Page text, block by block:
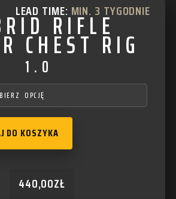
MIN. 3 TYGODNIE
LEAD TIME:RIFLE
CHEST RIG
1.0
440,00ZŁ
DO KOSZYKA